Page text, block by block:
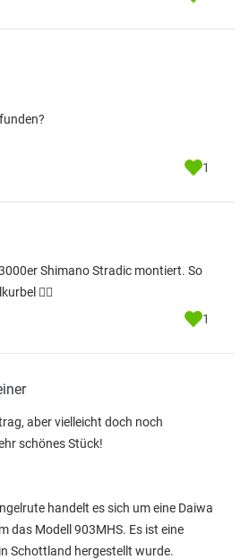
1
Shimano Stradic montiert. So
👍🏻
1
aber vielleicht doch noch
schönes Stück!
handelt es sich um eine Daiwa
das Modell 903MHS. Es ist eine
Schottland hergestellt wurde.